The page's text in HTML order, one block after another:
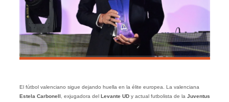
El fútbol valenciano sigue dejando huella en la élite europea. La valenciana
Estela Carbonell , exjugadora delLevante UDy actual futbolista de la Juventus